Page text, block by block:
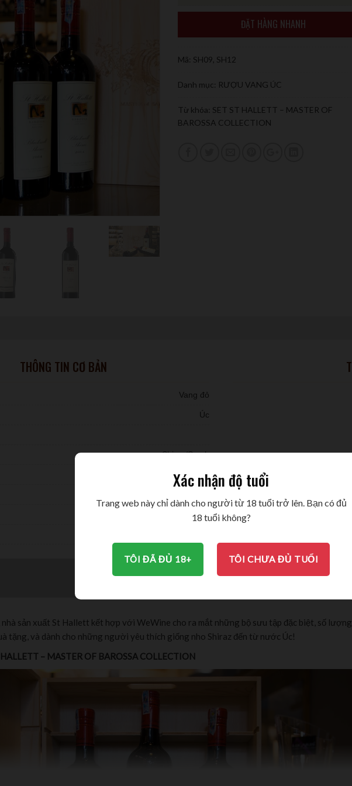
ĐẶT HÀNG NHANH
Mã: SH09, SH12
Danh mục: RƯỢU VANG ÚC
Từ khóa: SET ST HALLETT – MASTER OF
BAROSSA COLLECTION
THÔNG TIN CƠ BẢN
Vang đỏ
Úc
Shiraz/Syrah
sản xuất St Hallett kết hợp với WeWine cho ra mắt những bộ sưu tập đặc biệt, số
tặng, và dành cho những người yêu thích giống nho Shiraz đến từ nước Úc!
– MASTER OF BAROSSA COLLECTION
Xác nhận độ tuổi
Trang web này chỉ dành cho người từ 18 tuổi trở lên. Bạn có đủ
18 tuổi không?
TÔI ĐÃ ĐỦ 18+ TÔI CHƯA ĐỦ TUỔI